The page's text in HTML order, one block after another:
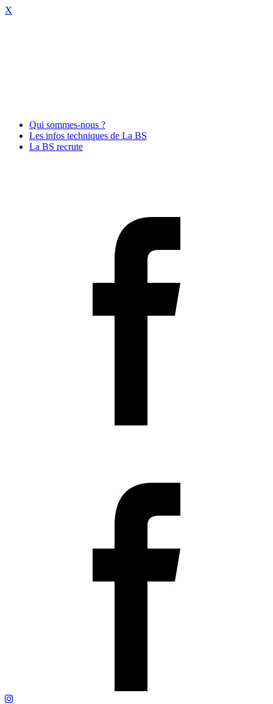
X
Qui sommes-nous ?
Les infos techniques de La BS
La BS recrute